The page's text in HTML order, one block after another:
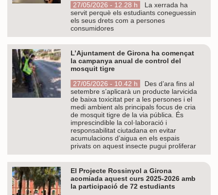
27/05/2026 - 12.28 h
La xerrada ha
servit perquè els estudiants coneguessin
els seus drets com a persones
consumidores
L’Ajuntament de Girona ha començat
la campanya anual de control del
mosquit tigre
27/05/2026 - 10.42 h
Des d’ara fins al
setembre s’aplicarà un producte larvicida
de baixa toxicitat per a les persones i el
medi ambient als principals focus de cria
de mosquit tigre de la via pública. És
imprescindible la col·laboració i
responsabilitat ciutadana en evitar
acumulacions d’aigua en els espais
privats on aquest insecte pugui proliferar
El Projecte Rossinyol a Girona
acomiada aquest curs 2025-2026 amb
la participació de 72 estudiants